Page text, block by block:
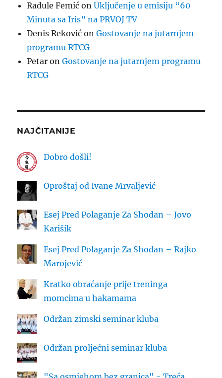
Radule Femić onUključenje u emisiju “60
Minuta sa Iris” na PRVOJ TV
Denis Reković onGostovanje na jutarnjem
programu RTCG
Petar onGostovanje na jutarnjem programu
RTCG
NAJČITANIJE
Dobro došli!
Oproštaj od Ivane Mrvaljević
Esej Pred Polaganje Za Shodan – Jovo
Karišik
Esej Pred Polaganje Za Shodan – Rajko
Marojević
Kratko obraćanje prije treninga
momcima u hakamama
Održan zimski seminar kluba
Održan proljećni seminar kluba